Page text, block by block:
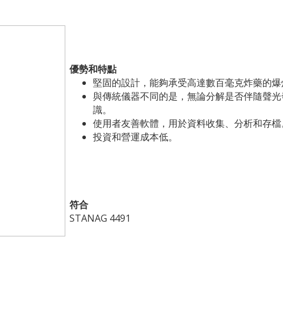
優勢和特點
堅固的設計，能夠承受高達數百毫克炸藥的
與傳統儀器不同的是，無論分解是否伴隨聲
識。
使用者友善軟體，用於資料收集、分析和存
投資和營運成本低。
符合
STANAG 4491